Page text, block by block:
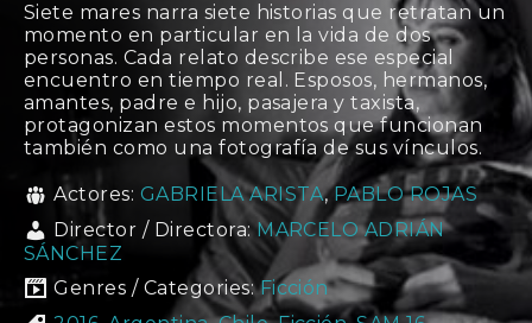
Siete mares narra siete historias que retratan un
momento en particular en la vida de dos
personas. Cada relato describe ese especial
encuentro en tiempo real. Esposos, hermanos,
amantes, padre e hijo, pasajera y taxista,
protagonizan estos momentos que funcionan
también como una fotografía de sus vínculos.
Actores: GABRIELA ARISTA, PABLO ROJAS
Director / Directora:MARCELO ADRIÁN
SÁNCHEZ
Genres / Categories:Ficción